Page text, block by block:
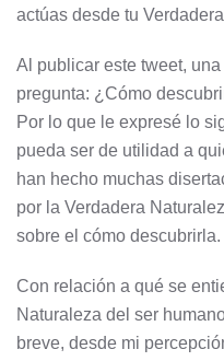
actúas desde tu
Al publicar este tweet,
pregunta: ¿Cómo
Por lo que le expresé lo
pueda ser de utilidad a
han hecho muchas
por la Verdadera
sobre el cómo descubrirla.
Con relación a qué se
Naturaleza del ser
breve, desde mi